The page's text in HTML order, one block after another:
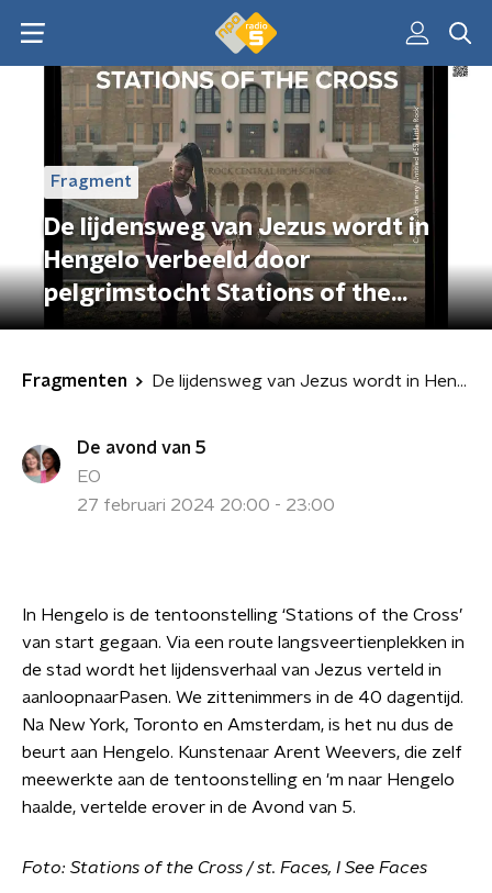
Fragment
De lijdensweg van Jezus wordt in
Hengelo verbeeld door
pelgrimstocht Stations of the
Cross
Fragmenten De lijdensweg van Jezus wordt in Hengelo verbeeld door pelgrimstocht Stations of the Cross
De avond van 5
EO
27 februari 2024 20:00 - 23:00
In Hengelo is de tentoonstelling ‘Stations of the Cross’
van start gegaan. Via een route langsveertienplekken in
de stad wordt het lijdensverhaal van Jezus verteld in
aanloopnaarPasen. We zittenimmers in de 40 dagentijd.
Na New York, Toronto en Amsterdam, is het nu dus de
beurt aan Hengelo. Kunstenaar Arent Weevers, die zelf
meewerkte aan de tentoonstelling en 'm naar Hengelo
haalde, vertelde erover in de Avond van 5.
Foto: Stations of the Cross / st. Faces, I See Faces